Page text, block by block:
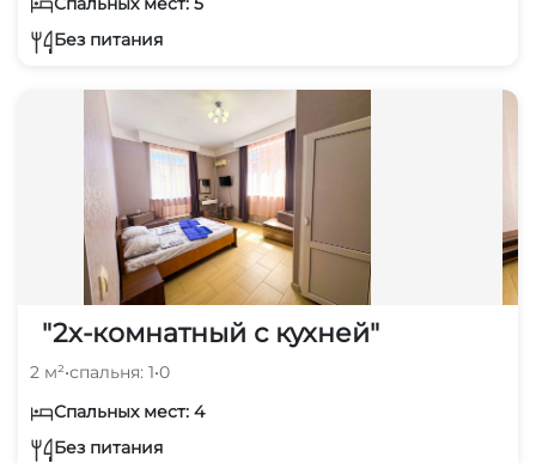
Без питания
"2х-комнатный с кухней"
2 м²•спальня: 1•0
Спальных мест: 4
Без питания